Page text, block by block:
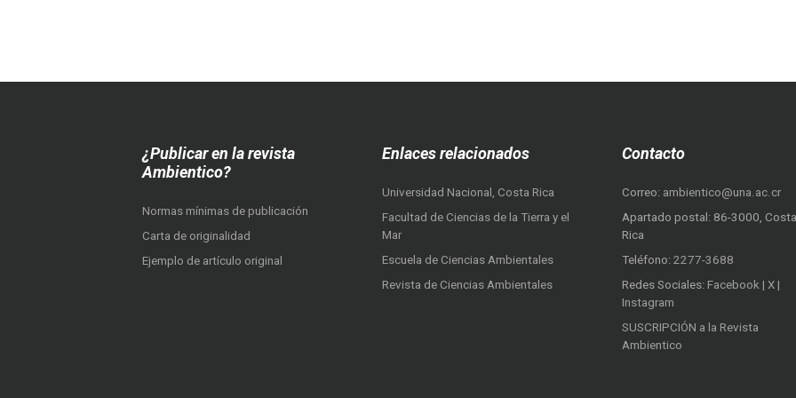
¿Publicar en la revista
Ambientico?
Normas mínimas de publicación
Carta de originalidad
Ejemplo de artículo original
Enlaces relacionados
Universidad Nacional, Costa Rica
Facultad de Ciencias de la Tierra y el
Mar
Escuela de Ciencias Ambientales
Revista de Ciencias Ambientales
Contacto
Correo: ambientico@una.ac.cr
Apartado postal: 86-3000, Costa
Rica
Teléfono: 2277-3688
Redes Sociales: Facebook | X |
Instagram
SUSCRIPCIÓN a la Revista
Ambientico